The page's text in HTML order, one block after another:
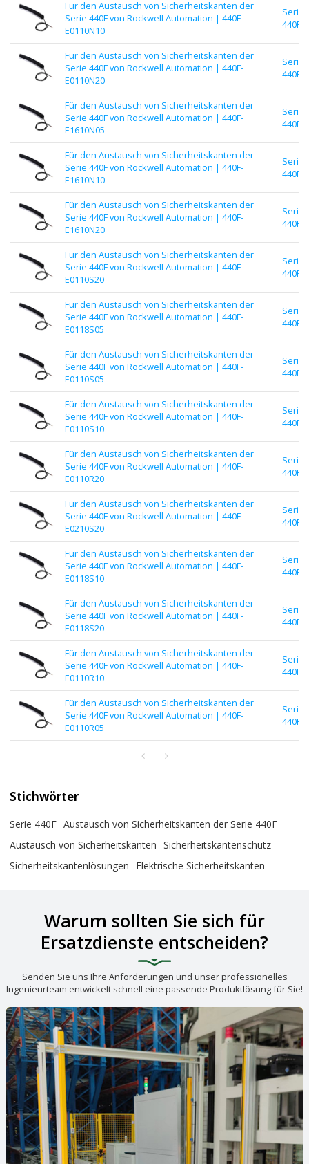
Für den Austausch von Sicherheitskanten der
Serie 440F von Rockwell Automation | 440F-
E0110N10
Serie
440F |
Für den Austausch von Sicherheitskanten der
Serie 440F von Rockwell Automation | 440F-
E0110N20
Serie
440F |
Für den Austausch von Sicherheitskanten der
Serie 440F von Rockwell Automation | 440F-
E1610N05
Serie
440F |
Für den Austausch von Sicherheitskanten der
Serie 440F von Rockwell Automation | 440F-
E1610N10
Serie
440F |
Für den Austausch von Sicherheitskanten der
Serie 440F von Rockwell Automation | 440F-
E1610N20
Serie
440F |
Für den Austausch von Sicherheitskanten der
Serie 440F von Rockwell Automation | 440F-
E0110S20
Serie
440F |
Für den Austausch von Sicherheitskanten der
Serie 440F von Rockwell Automation | 440F-
E0118S05
Serie
440F |
Für den Austausch von Sicherheitskanten der
Serie 440F von Rockwell Automation | 440F-
E0110S05
Serie
440F |
Für den Austausch von Sicherheitskanten der
Serie 440F von Rockwell Automation | 440F-
E0110S10
Serie
440F |
Für den Austausch von Sicherheitskanten der
Serie 440F von Rockwell Automation | 440F-
E0110R20
Serie
440F |
Für den Austausch von Sicherheitskanten der
Serie 440F von Rockwell Automation | 440F-
E0210S20
Serie
440F |
Für den Austausch von Sicherheitskanten der
Serie 440F von Rockwell Automation | 440F-
E0118S10
Serie
440F |
Für den Austausch von Sicherheitskanten der
Serie 440F von Rockwell Automation | 440F-
E0118S20
Serie
440F |
Für den Austausch von Sicherheitskanten der
Serie 440F von Rockwell Automation | 440F-
E0110R10
Serie
440F |
Für den Austausch von Sicherheitskanten der
Serie 440F von Rockwell Automation | 440F-
E0110R05
Serie
440F |
Stichwörter
Serie 440F Austausch von Sicherheitskanten der Serie 440F
Austausch von Sicherheitskanten
Sicherheitskantenschutz
Sicherheitskantenlösungen
Elektrische Sicherheitskanten
Warum sollten Sie sich für
Ersatzdienste entscheiden?
Senden Sie uns Ihre Anforderungen und unser professionelles
Ingenieurteam entwickelt schnell eine passende Produktlösung für Sie!